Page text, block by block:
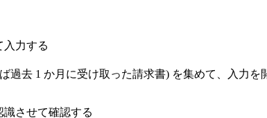
入力する
過去 1 か月に受け取った請求書) を集めて、入力を
させて確認する